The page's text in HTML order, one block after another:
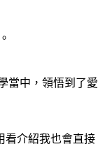
當中，領悟到了愛
看介紹我也會直接